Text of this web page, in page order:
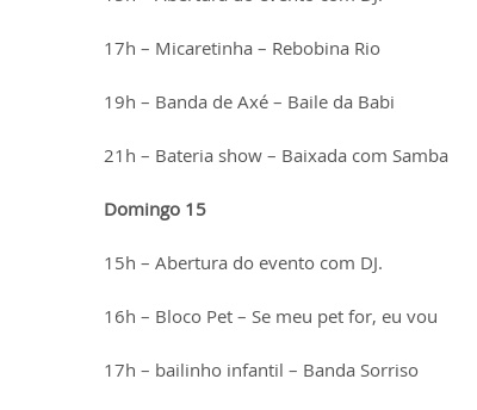
17h – Micaretinha – Rebobina Rio
19h – Banda de Axé – Baile da Babi
21h – Bateria show – Baixada com Samba
Domingo 15
15h – Abertura do evento com DJ.
16h – Bloco Pet – Se meu pet for, eu vou
17h – bailinho infantil – Banda Sorriso